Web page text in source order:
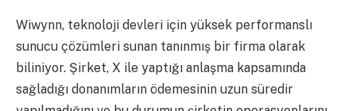
Wiwynn, teknoloji devleri için yüksek performanslı
sunucu çözümleri sunan tanınmış bir firma olarak
biliniyor. Şirket, X ile yaptığı anlaşma kapsamında
sağladığı donanımların ödemesinin uzun süredir